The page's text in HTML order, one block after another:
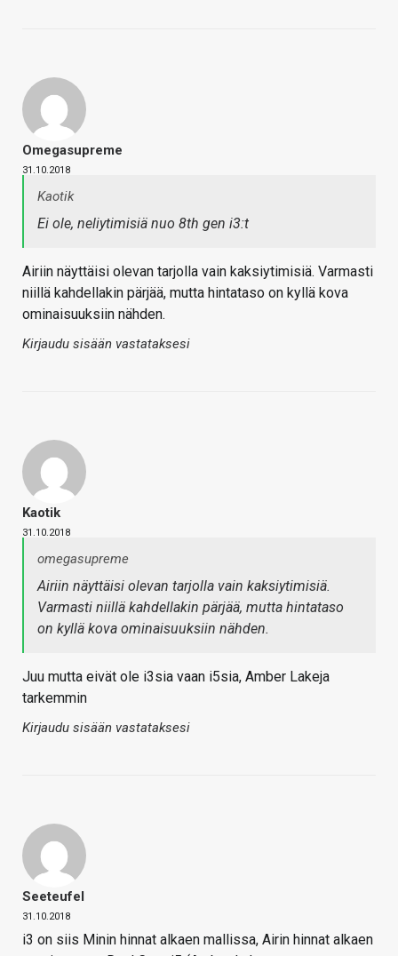
Omegasupreme
31.10.2018
Kaotik
Ei ole, neliytimisiä nuo 8th gen i3:t
Airiin näyttäisi olevan tarjolla vain kaksiytimisiä. Varmasti
niillä kahdellakin pärjää, mutta hintataso on kyllä kova
ominaisuuksiin nähden.
Kirjaudu sisään vastataksesi
Kaotik
31.10.2018
omegasupreme
Airiin näyttäisi olevan tarjolla vain kaksiytimisiä.
Varmasti niillä kahdellakin pärjää, mutta hintataso
on kyllä kova ominaisuuksiin nähden.
Juu mutta eivät ole i3sia vaan i5sia, Amber Lakeja
tarkemmin
Kirjaudu sisään vastataksesi
Seeteufel
31.10.2018
i3 on siis Minin hinnat alkaen mallissa, Airin hinnat alkaen